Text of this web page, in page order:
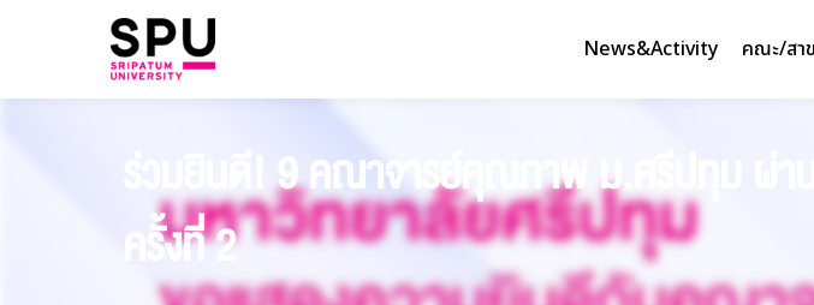
News&Activity คณะ/สา
ร่วมยินดี! 9 คณาจารย์คุณภาพ ม.ศรีปทุม ผ่า
ครั้งที่ 2